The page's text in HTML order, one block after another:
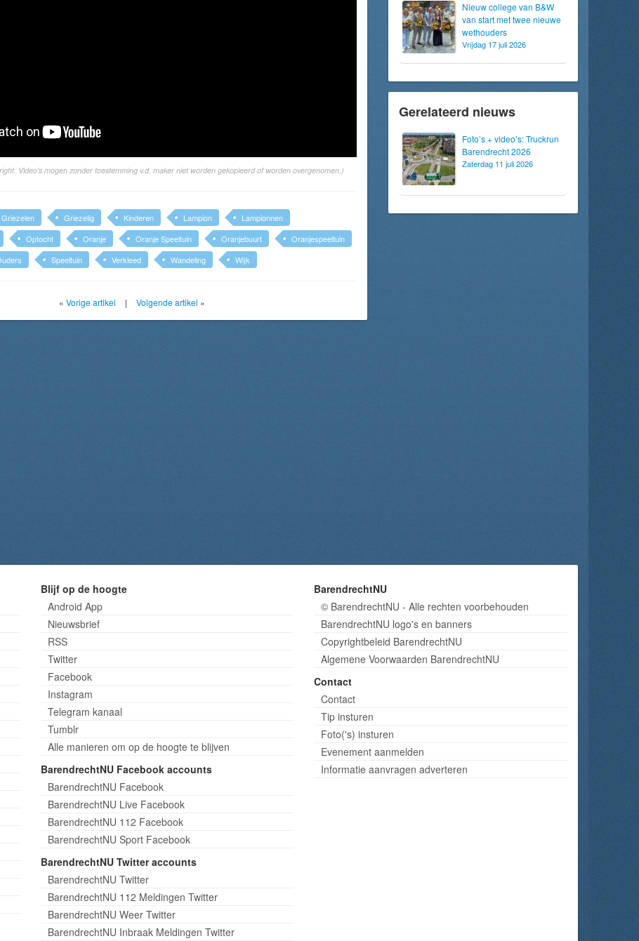
Video's mogen zonder toestemming v.d. maker niet worden gekopieerd of worden overgenomen.)
Griezelen Griezelig Kinderen Lampion
Lampionnen
Optocht Oranje Oranje Speeltuin Oranjebuurt
Oranjespeeltuin
Speeltuin Verkleed Wandeling Wijk
« Vorige artikel | Volgende artikel »
Nieuw college van B&W
van start met twee nieuwe
wethouders
Vrijdag 17 juli 2026
Gerelateerd nieuws
Foto’s + video’s: Truckrun
Barendrecht 2026
Zaterdag 11 juli 2026
Blijf op de hoogte
Android App
Nieuwsbrief
RSS
Twitter
Facebook
Instagram
Telegram kanaal
Tumblr
Alle manieren om op de hoogte te blijven
BarendrechtNU Facebook accounts
BarendrechtNU Facebook
BarendrechtNU Live Facebook
BarendrechtNU 112 Facebook
BarendrechtNU Sport Facebook
BarendrechtNU Twitter accounts
BarendrechtNU Twitter
BarendrechtNU 112 Meldingen Twitter
BarendrechtNU Weer Twitter
BarendrechtNU Inbraak Meldingen Twitter
BarendrechtNU
© BarendrechtNU - Alle rechten voorbehouden
BarendrechtNU logo's en banners
Copyrightbeleid BarendrechtNU
Algemene Voorwaarden BarendrechtNU
Contact
Contact
Tip insturen
Foto('s) insturen
Evenement aanmelden
Informatie aanvragen adverteren